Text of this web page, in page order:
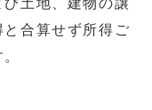
合算せず所得ご